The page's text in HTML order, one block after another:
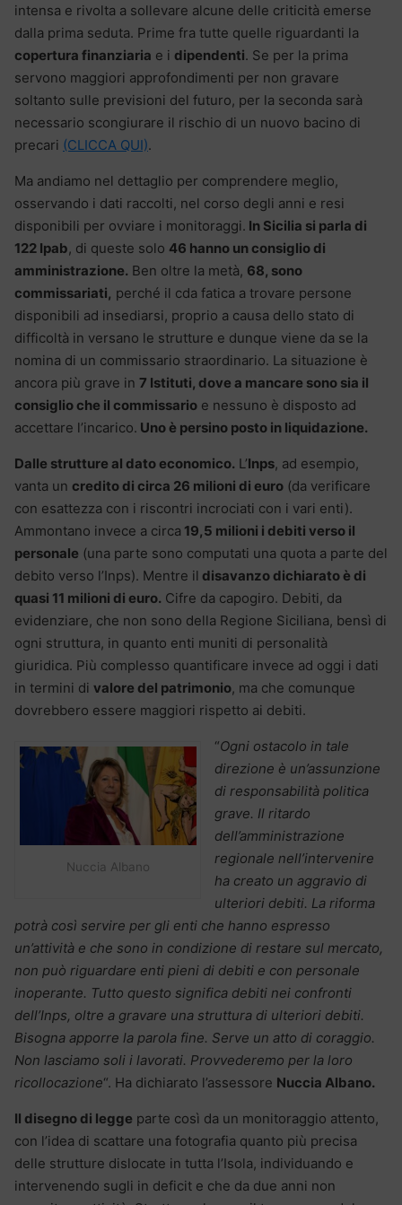
intensa e rivolta a sollevare alcune delle criticità emerse
dalla prima seduta. Prime fra tutte quelle riguardanti la
copertura finanziaria e i dipendenti. Se per la prima
servono maggiori approfondimenti per non gravare
soltanto sulle previsioni del futuro, per la seconda sarà
necessario scongiurare il rischio di un nuovo bacino di
precari (CLICCA QUI).
Ma andiamo nel dettaglio per comprendere meglio,
osservando i dati raccolti, nel corso degli anni e resi
disponibili per ovviare i monitoraggi. In Sicilia si parla di
122 Ipab, di queste solo 46 hanno un consiglio di
amministrazione. Ben oltre la metà, 68, sono
commissariati, perché il cda fatica a trovare persone
disponibili ad insediarsi, proprio a causa dello stato di
difficoltà in versano le strutture e dunque viene da se la
nomina di un commissario straordinario. La situazione è
ancora più grave in 7 Istituti, dove a mancare sono sia il
consiglio che il commissario e nessuno è disposto ad
accettare l’incarico. Uno è persino posto in liquidazione.
Dalle strutture al dato economico. L’Inps, ad esempio,
vanta un credito di circa 26 milioni di euro (da verificare
con esattezza con i riscontri incrociati con i vari enti).
Ammontano invece a circa 19,5 milioni i debiti verso il
personale (una parte sono computati una quota a parte del
debito verso l’Inps). Mentre il disavanzo dichiarato è di
quasi 11 milioni di euro. Cifre da capogiro. Debiti, da
evidenziare, che non sono della Regione Siciliana, bensì di
ogni struttura, in quanto enti muniti di personalità
giuridica. Più complesso quantificare invece ad oggi i dati
in termini di valore del patrimonio, ma che comunque
dovrebbero essere maggiori rispetto ai debiti.
Nuccia Albano
“Ogni ostacolo in tale
direzione è un’assunzione
di responsabilità politica
grave. Il ritardo
dell’amministrazione
regionale nell’intervenire
ha creato un aggravio di
ulteriori debiti. La riforma
potrà così servire per gli enti che hanno espresso
un’attività e che sono in condizione di restare sul mercato,
non può riguardare enti pieni di debiti e con personale
inoperante. Tutto questo significa debiti nei confronti
dell’Inps, oltre a gravare una struttura di ulteriori debiti.
Bisogna apporre la parola fine. Serve un atto di coraggio.
Non lasciamo soli i lavorati. Provvederemo per la loro
ricollocazione“. Ha dichiarato l’assessore Nuccia Albano.
Il disegno di legge parte così da un monitoraggio attento,
con l’idea di scattare una fotografia quanto più precisa
delle strutture dislocate in tutta l’Isola, individuando e
intervenendo sugli in deficit e che da due anni non